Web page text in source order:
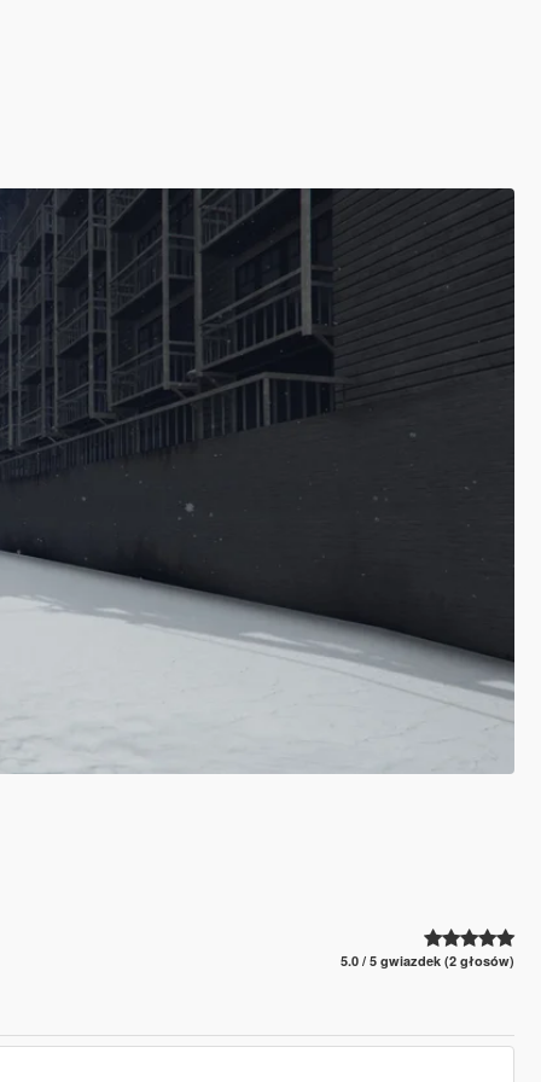
5.0 / 5 gwiazdek (2 głosów)